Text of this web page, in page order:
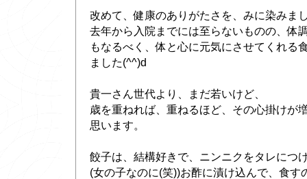
改めて、健康のありがたさを、みに染みま
去年から入院までには至らないものの、体
もなるべく、体と心に元気にさせてくれる
ました(^^)d
貴一さん世代より、まだ若いけど、
歳を重ねれば、重ねるほど、その心掛けが
思います。
餃子は、結構好きで、ニンニクをタレにつ
(女の子なのに(笑))お酢に漬け込んで、食す